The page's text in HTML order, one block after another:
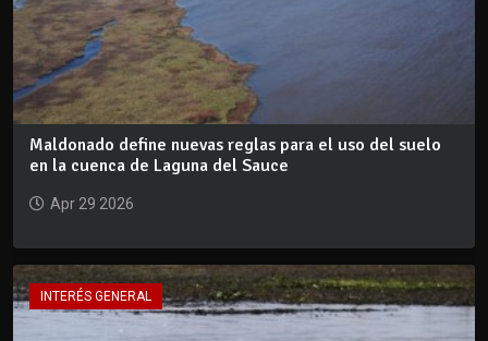
Maldonado define nuevas reglas para el uso del suelo
en la cuenca de Laguna del Sauce
Apr 29 2026
INTERÉS GENERAL